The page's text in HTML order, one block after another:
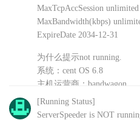
MaxTcpAccSession unlimited
MaxBandwidth(kbps)
ExpireDate 2034-12-31
为什么提示not running.
系统：cent OS 6.8
主机运营商：bandwagon
安装的其他软件：
CHnE 9年前 (2017-09-24) 回复
[Running Status]
ServerSpeeder is NOT